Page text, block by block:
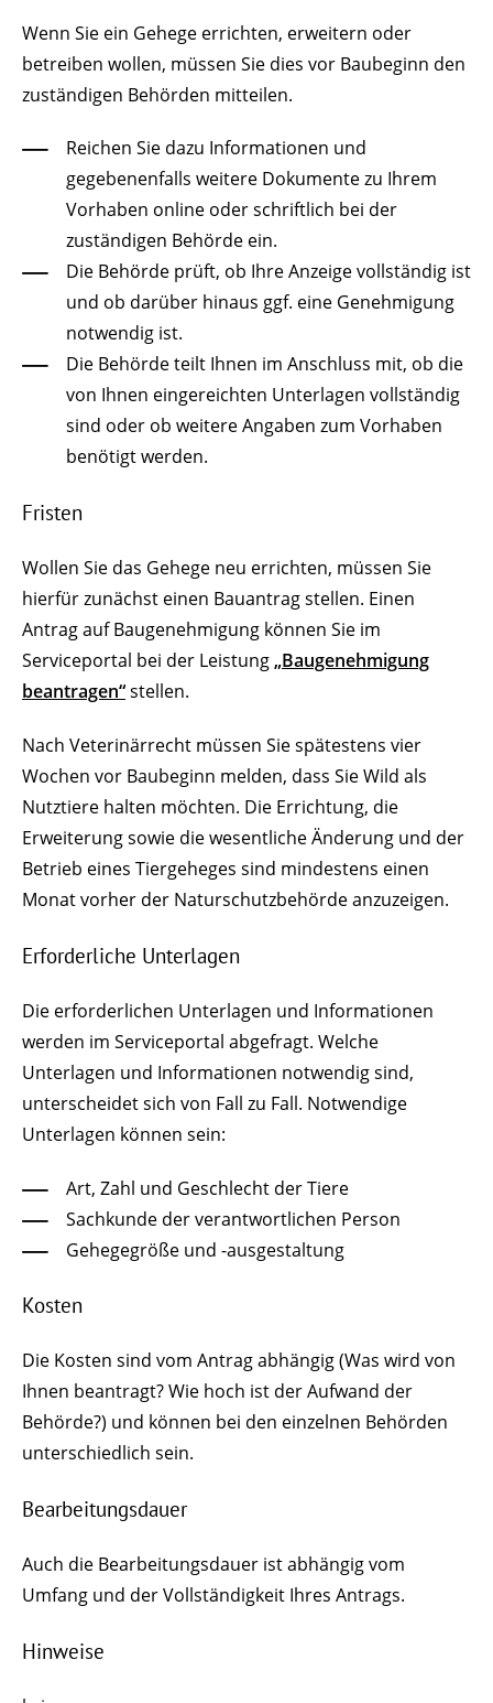
Wenn Sie ein Gehege errichten, erweitern oder
betreiben wollen, müssen Sie dies vor Baubeginn den
zuständigen Behörden mitteilen.
Reichen Sie dazu Informationen und
gegebenenfalls weitere Dokumente zu Ihrem
Vorhaben online oder schriftlich bei der
zuständigen Behörde ein.
Die Behörde prüft, ob Ihre Anzeige vollständig ist
und ob darüber hinaus ggf. eine Genehmigung
notwendig ist.
Die Behörde teilt Ihnen im Anschluss mit, ob die
von Ihnen eingereichten Unterlagen vollständig
sind oder ob weitere Angaben zum Vorhaben
benötigt werden.
Fristen
Wollen Sie das Gehege neu errichten, müssen Sie
hierfür zunächst einen Bauantrag stellen. Einen
Antrag auf Baugenehmigung können Sie im
Serviceportal bei der Leistung„Baugenehmigung
beantragen“stellen.
Nach Veterinärrecht müssen Sie spätestens vier
Wochen vor Baubeginn melden, dass Sie Wild als
Nutztiere halten möchten. Die Errichtung, die
Erweiterung sowie die wesentliche Änderung und der
Betrieb eines Tiergeheges sind mindestens einen
Monat vorher der Naturschutzbehörde anzuzeigen.
Erforderliche Unterlagen
Die erforderlichen Unterlagen und Informationen
werden im Serviceportal abgefragt. Welche
Unterlagen und Informationen notwendig sind,
unterscheidet sich von Fall zu Fall. Notwendige
Unterlagen können sein:
Art, Zahl und Geschlecht der Tiere
Sachkunde der verantwortlichen Person
Gehegegröße und -ausgestaltung
Kosten
Die Kosten sind vom Antrag abhängig (Was wird von
Ihnen beantragt? Wie hoch ist der Aufwand der
Behörde?) und können bei den einzelnen Behörden
unterschiedlich sein.
Bearbeitungsdauer
Auch die Bearbeitungsdauer ist abhängig vom
Umfang und der Vollständigkeit Ihres Antrags.
Hinweise